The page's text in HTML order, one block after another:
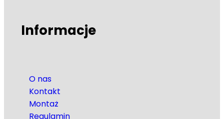
Informacje
O nas
Kontakt
Montaż
Regulamin